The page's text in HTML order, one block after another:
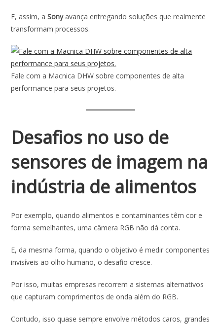
E, assim, aSonyavança entregando soluções que realmente
transformam processos.
Fale com a Macnica DHW sobre componentes de alta
performance para seus projetos.
Desafios no uso de
sensores de imagem na
indústria de alimentos
Por exemplo, quando alimentos e contaminantes têm cor e
forma semelhantes, uma câmera RGB não dá conta.
E, da mesma forma, quando o objetivo é medir componentes
invisíveis ao olho humano, o desafio cresce.
Por isso, muitas empresas recorrem a sistemas alternativos
que capturam comprimentos de onda além do RGB.
Contudo, isso quase sempre envolve métodos caros, grandes